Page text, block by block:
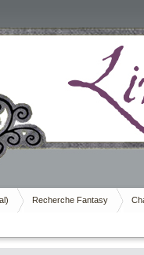
Recherche Fantasy